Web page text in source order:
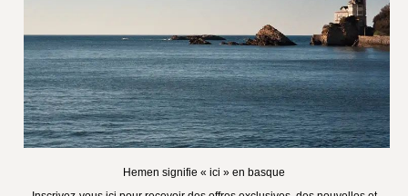
Hemen signifie « ici » en basque
OK
Français
Langue
English
Français
Points de venteLivraisonsRetoursFAQ